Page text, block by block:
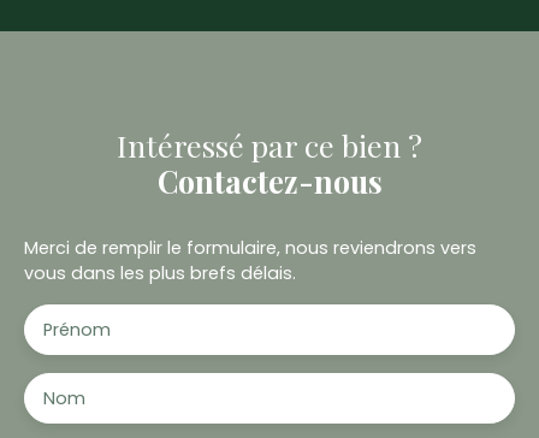
Intéressé par ce bien ?
Contactez-nous
Merci de remplir le formulaire, nous reviendrons vers
vous dans les plus brefs délais.
Prénom
Nom